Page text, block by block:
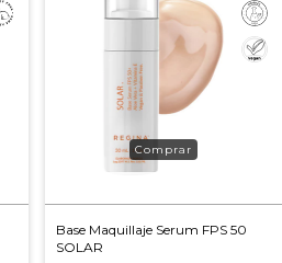
Base Maquillaje Serum FPS 50
SOLAR